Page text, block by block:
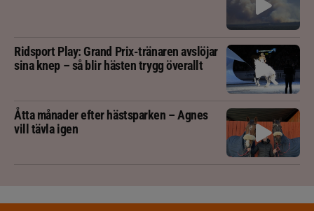
Ridsport Play: Grand Prix-tränaren avslöjar
sina knep – så blir hästen trygg överallt
Åtta månader efter hästsparken – Agnes
vill tävla igen